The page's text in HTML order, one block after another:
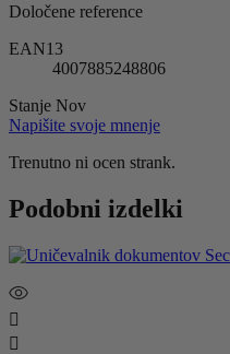
Določene reference
EAN13
4007885248806
Stanje Nov
Napišite svoje mnenje
Trenutno ni ocen strank.
Podobni izdelki

